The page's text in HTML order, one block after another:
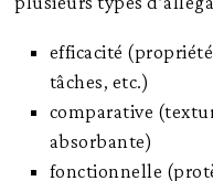
efficacité
tâches, etc.)
comparative
absorbante)
fonctionnelle